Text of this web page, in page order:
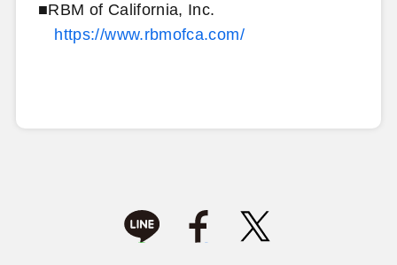
■RBM of California, Inc.
https://www.rbmofca.com/